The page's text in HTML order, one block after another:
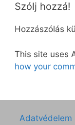
Szólj hozzá!
Hozzászólás
This site uses
how your
Adatvédelem